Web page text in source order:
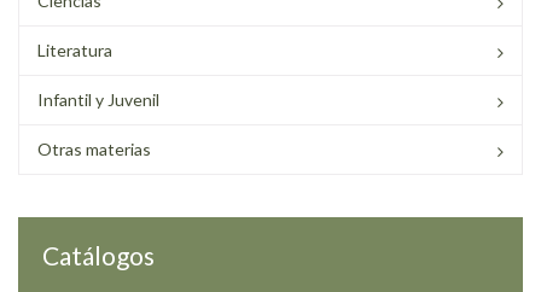
Literatura
Infantil y Juvenil
Otras materias
Catálogos